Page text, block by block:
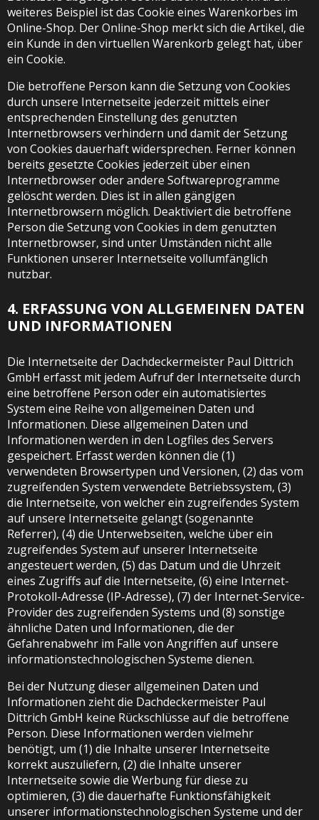
weiteres Beispiel ist das Cookie eines Warenkorbes im
Online-Shop. Der Online-Shop merkt sich die Artikel, die
ein Kunde in den virtuellen Warenkorb gelegt hat, über
ein Cookie.
Die betroffene Person kann die Setzung von Cookies
durch unsere Internetseite jederzeit mittels einer
entsprechenden Einstellung des genutzten
Internetbrowsers verhindern und damit der Setzung
von Cookies dauerhaft widersprechen. Ferner können
bereits gesetzte Cookies jederzeit über einen
Internetbrowser oder andere Softwareprogramme
gelöscht werden. Dies ist in allen gängigen
Internetbrowsern möglich. Deaktiviert die betroffene
Person die Setzung von Cookies in dem genutzten
Internetbrowser, sind unter Umständen nicht alle
Funktionen unserer Internetseite vollumfänglich
nutzbar.
4. ERFASSUNG VON ALLGEMEINEN DATEN
UND INFORMATIONEN
Die Internetseite der Dachdeckermeister Paul Dittrich
GmbH erfasst mit jedem Aufruf der Internetseite durch
eine betroffene Person oder ein automatisiertes
System eine Reihe von allgemeinen Daten und
Informationen. Diese allgemeinen Daten und
Informationen werden in den Logfiles des Servers
gespeichert. Erfasst werden können die (1)
verwendeten Browsertypen und Versionen, (2) das vom
zugreifenden System verwendete Betriebssystem, (3)
die Internetseite, von welcher ein zugreifendes System
auf unsere Internetseite gelangt (sogenannte
Referrer), (4) die Unterwebseiten, welche über ein
zugreifendes System auf unserer Internetseite
angesteuert werden, (5) das Datum und die Uhrzeit
eines Zugriffs auf die Internetseite, (6) eine Internet-
Protokoll-Adresse (IP-Adresse), (7) der Internet-Service-
Provider des zugreifenden Systems und (8) sonstige
ähnliche Daten und Informationen, die der
Gefahrenabwehr im Falle von Angriffen auf unsere
informationstechnologischen Systeme dienen.
Bei der Nutzung dieser allgemeinen Daten und
Informationen zieht die Dachdeckermeister Paul
Dittrich GmbH keine Rückschlüsse auf die betroffene
Person. Diese Informationen werden vielmehr
benötigt, um (1) die Inhalte unserer Internetseite
korrekt auszuliefern, (2) die Inhalte unserer
Internetseite sowie die Werbung für diese zu
optimieren, (3) die dauerhafte Funktionsfähigkeit
unserer informationstechnologischen Systeme und der